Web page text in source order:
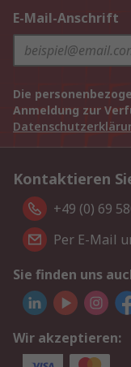
E-Mail-Anschrift
Die
Anmeldung zur
Kontaktieren
+49 (0) 69
Per E-Mail
Sie finden uns
Wir akzeptieren: